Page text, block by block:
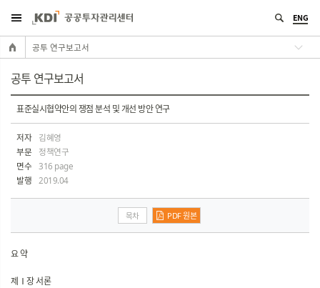
ENG
공투 연구보고서
공투 연구보고서
표준실시협약안의 쟁점 분석 및 개선 방안 연구
저자
김혜영
부문
정책연구
면수
316 page
발행
2019.04
목차 PDF 원본
요 약
제Ⅰ장 서론